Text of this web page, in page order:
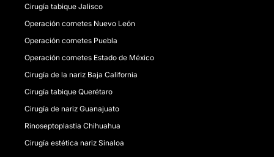
Cirugía tabique Jalisco
Operación cornetes Nuevo León
Operación cornetes Puebla
Operación cornetes Estado de México
Cirugía de la nariz Baja California
Cirugía tabique Querétaro
Cirugía de nariz Guanajuato
Rinoseptoplastia Chihuahua
Cirugía estética nariz Sinaloa